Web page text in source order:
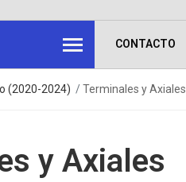
CONTACTO
(2020-2024) Terminales y Axiales
y Axiales